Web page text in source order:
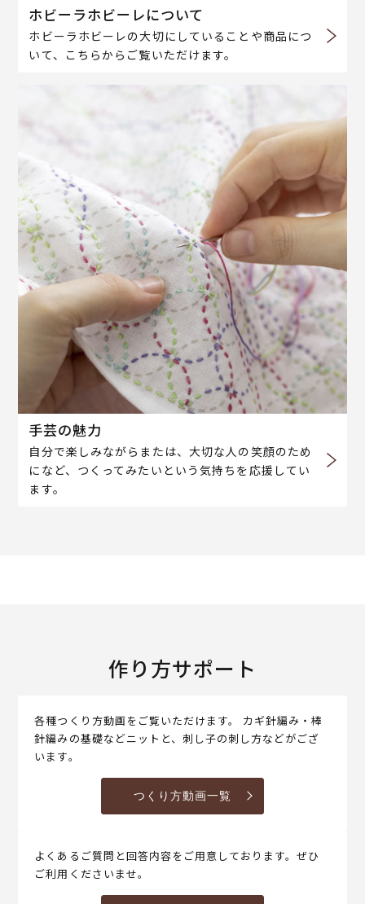
ホビーラホビーレについて
ホビーラホビーレの大切にしていることや商品につ
いて、こちらからご覧いただけます。
手芸の魅力
自分で楽しみながらまたは、大切な人の笑顔のため
になど、つくってみたいという気持ちを応援してい
ます。
作り方サポート
各種つくり方動画をご覧いただけます。 カギ針編み・棒
針編みの基礎などニットと、刺し子の刺し方などがござ
います。
つくり方動画一覧
よくあるご質問と回答内容をご用意しております。ぜひ
ご利用くださいませ。